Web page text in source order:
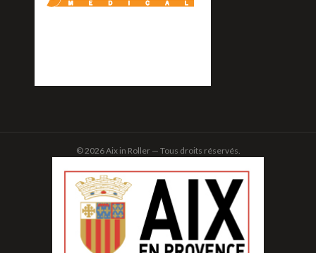
© 2026 Aix in Roller — Tous droits réservés.